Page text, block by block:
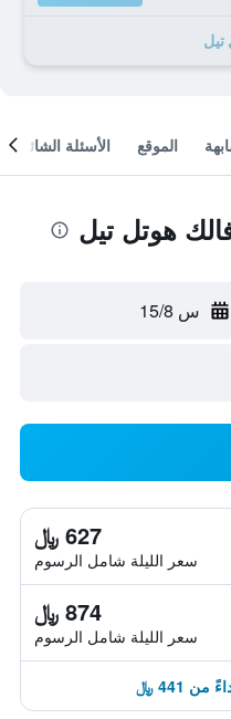
الموقع الأسئلة الشائعة
هوتل تيل
س 15/8
627 ﷼
سعر الليلة شامل الرسوم
874 ﷼
سعر الليلة شامل الرسوم